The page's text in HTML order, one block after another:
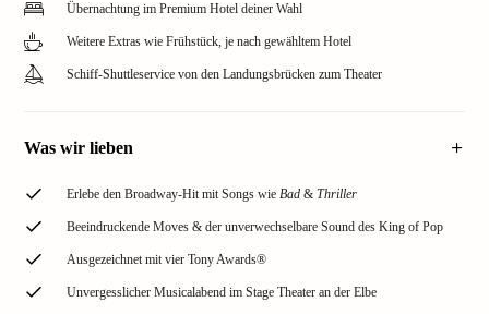
Übernachtung im Premium Hotel deiner Wahl
Weitere Extras wie Frühstück, je nach gewähltem Hotel
Schiff-Shuttleservice von den Landungsbrücken zum Theater
Was wir lieben
Erlebe den Broadway-Hit mit Songs wie Bad & Thriller
Beeindruckende Moves & der unverwechselbare Sound des King of Pop
Ausgezeichnet mit vier Tony Awards®
Unvergesslicher Musicalabend im Stage Theater an der Elbe